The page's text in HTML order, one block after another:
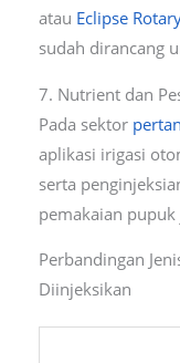
atau Eclipse
sudah dirancang
7. Nutrient dan
Pada sektor
aplikasi irigasi
serta
pemakaian
Perbandingan
Diinjeksikan